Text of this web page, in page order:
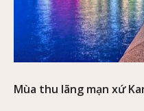
Mùa thu lãng mạn xứ